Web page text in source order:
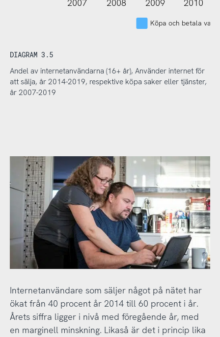
2007 2008 2009 2010
Köpa och betala
DIAGRAM 3.5
Andel av internetanvändarna (16+ år), Använder internet för
att sälja, år 2014-2019, respektive köpa saker eller tjänster,
år 2007-2019
Internetanvändare som säljer något på nätet har
ökat från 40 procent år 2014 till 60 procent i år.
Årets siffra ligger i nivå med föregående år, med
en marginell minskning. Likaså är det i princip lika